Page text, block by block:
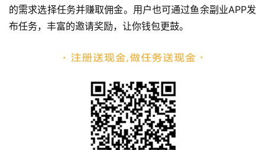
的需求选择任务并赚取佣金。用户也可通过鱼余副业APP发
布任务，丰富的邀请奖励，让你钱包更鼓。